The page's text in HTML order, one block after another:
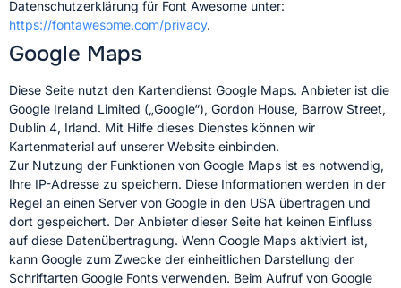
Datenschutzerklärung für Font Awesome unter:
https://fontawesome.com/privacy.
Google Maps
Diese Seite nutzt den Kartendienst Google Maps. Anbieter ist die
Google Ireland Limited („Google“), Gordon House, Barrow Street,
Dublin 4, Irland. Mit Hilfe dieses Dienstes können wir
Kartenmaterial auf unserer Website einbinden.
Zur Nutzung der Funktionen von Google Maps ist es notwendig,
Ihre IP-Adresse zu speichern. Diese Informationen werden in der
Regel an einen Server von Google in den USA übertragen und
dort gespeichert. Der Anbieter dieser Seite hat keinen Einfluss
auf diese Datenübertragung. Wenn Google Maps aktiviert ist,
kann Google zum Zwecke der einheitlichen Darstellung der
Schriftarten Google Fonts verwenden. Beim Aufruf von Google